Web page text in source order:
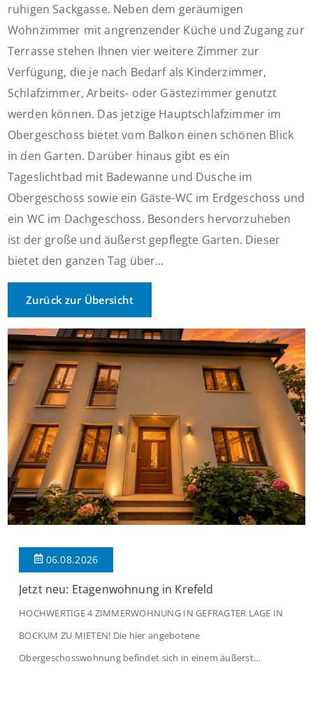
ruhigen Sackgasse. Neben dem geräumigen
Wohnzimmer mit angrenzender Küche und Zugang zur
Terrasse stehen Ihnen vier weitere Zimmer zur
Verfügung, die je nach Bedarf als Kinderzimmer,
Schlafzimmer, Arbeits- oder Gästezimmer genutzt
werden können. Das jetzige Hauptschlafzimmer im
Obergeschoss bietet vom Balkon einen schönen Blick
in den Garten. Darüber hinaus gibt es ein
Tageslichtbad mit Badewanne und Dusche im
Obergeschoss sowie ein Gäste-WC im Erdgeschoss und
ein WC im Dachgeschoss. Besonders hervorzuheben
ist der große und äußerst gepflegte Garten. Dieser
bietet den ganzen Tag über...
Zurück zur Übersicht
06.08.2026
Jetzt neu: Etagenwohnung in Krefeld
HOCHWERTIGE 4 ZIMMERWOHNUNG IN GEFRAGTER LAGE IN
BOCKUM ZU MIETEN! Die hier angebotene
Obergeschosswohnung befindet sich in einem äußerst